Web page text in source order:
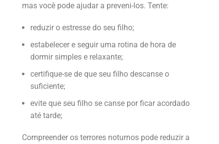
mas você pode ajudar a preveni-los. Tente:
reduzir o estresse do seu filho;
estabelecer e seguir uma rotina de hora de
dormir simples e relaxante;
certifique-se de que seu filho descanse o
suficiente;
evite que seu filho se canse por ficar acordado
até tarde;
Compreender os terrores noturnos pode reduzir a